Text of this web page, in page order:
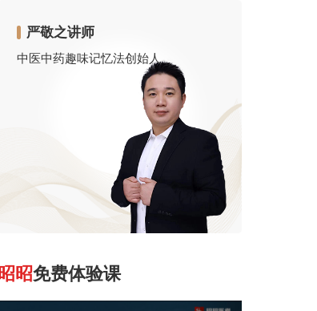
严敬之讲师
中医中药趣味记忆法创始人
昭昭免费体验课